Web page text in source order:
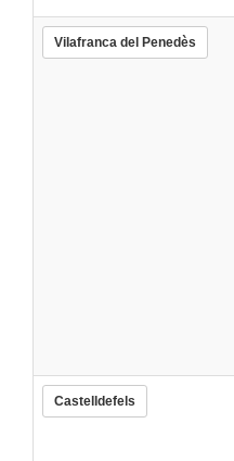
Vilafranca del Penedès
Castelldefels